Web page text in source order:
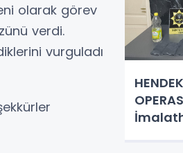
olarak görev
verdi.
vurguladı